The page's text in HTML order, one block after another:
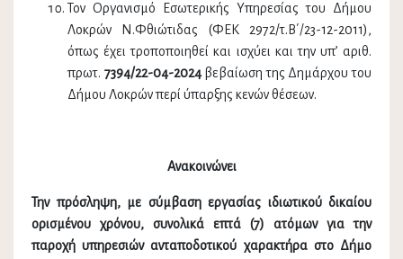
Τον Οργανισμό Εσωτερικής Υπηρεσίας του Δήμου
Λοκρών Ν.Φθιώτιδας (ΦΕΚ 2972/τ.Β΄/23-12-2011),
όπως έχει τροποποιηθεί και ισχύει και την υπ’ αριθ.
πρωτ. 7394/22-04-2024βεβαίωση της Δημάρχου του
Δήμου Λοκρών περί ύπαρξης κενών θέσεων.
Ανακοινώνει
Την πρόσληψη, με σύμβαση εργασίας ιδιωτικού δικαίου
ορισμένου χρόνου, συνολικά επτά (7) ατόμων για την
παροχή υπηρεσιών ανταποδοτικού χαρακτήρα στο Δήμο